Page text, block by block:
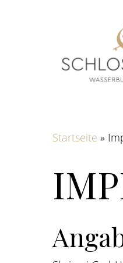
Startseite »